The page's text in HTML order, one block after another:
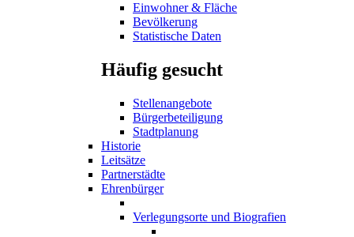
Einwohner & Fläche
Bevölkerung
Statistische Daten
Häufig gesucht
Stellenangebote
Bürgerbeteiligung
Stadtplanung
Historie
Leitsätze
Partnerstädte
Ehrenbürger
Verlegungsorte und Biografien